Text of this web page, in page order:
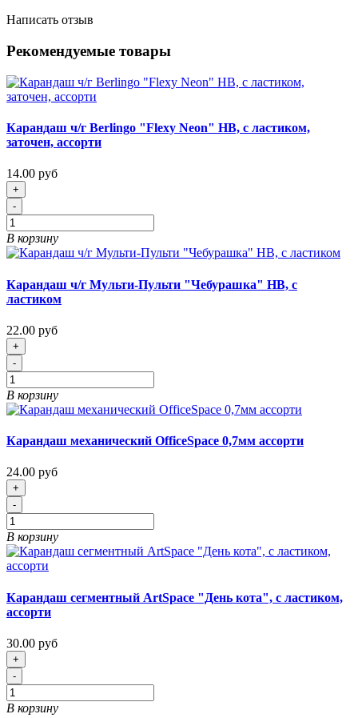
Написать отзыв
Рекомендуемые товары
Карандаш ч/г Berlingo "Flexy Neon" HB, с ластиком,
заточен, ассорти
14.00 руб
+
-
В корзину
Карандаш ч/г Мульти-Пульти "Чебурашка" HB, с
ластиком
22.00 руб
+
-
В корзину
Карандаш механический OfficeSpace 0,7мм ассорти
24.00 руб
+
-
В корзину
Карандаш сегментный ArtSpace "День кота", с ластиком,
ассорти
30.00 руб
+
-
В корзину